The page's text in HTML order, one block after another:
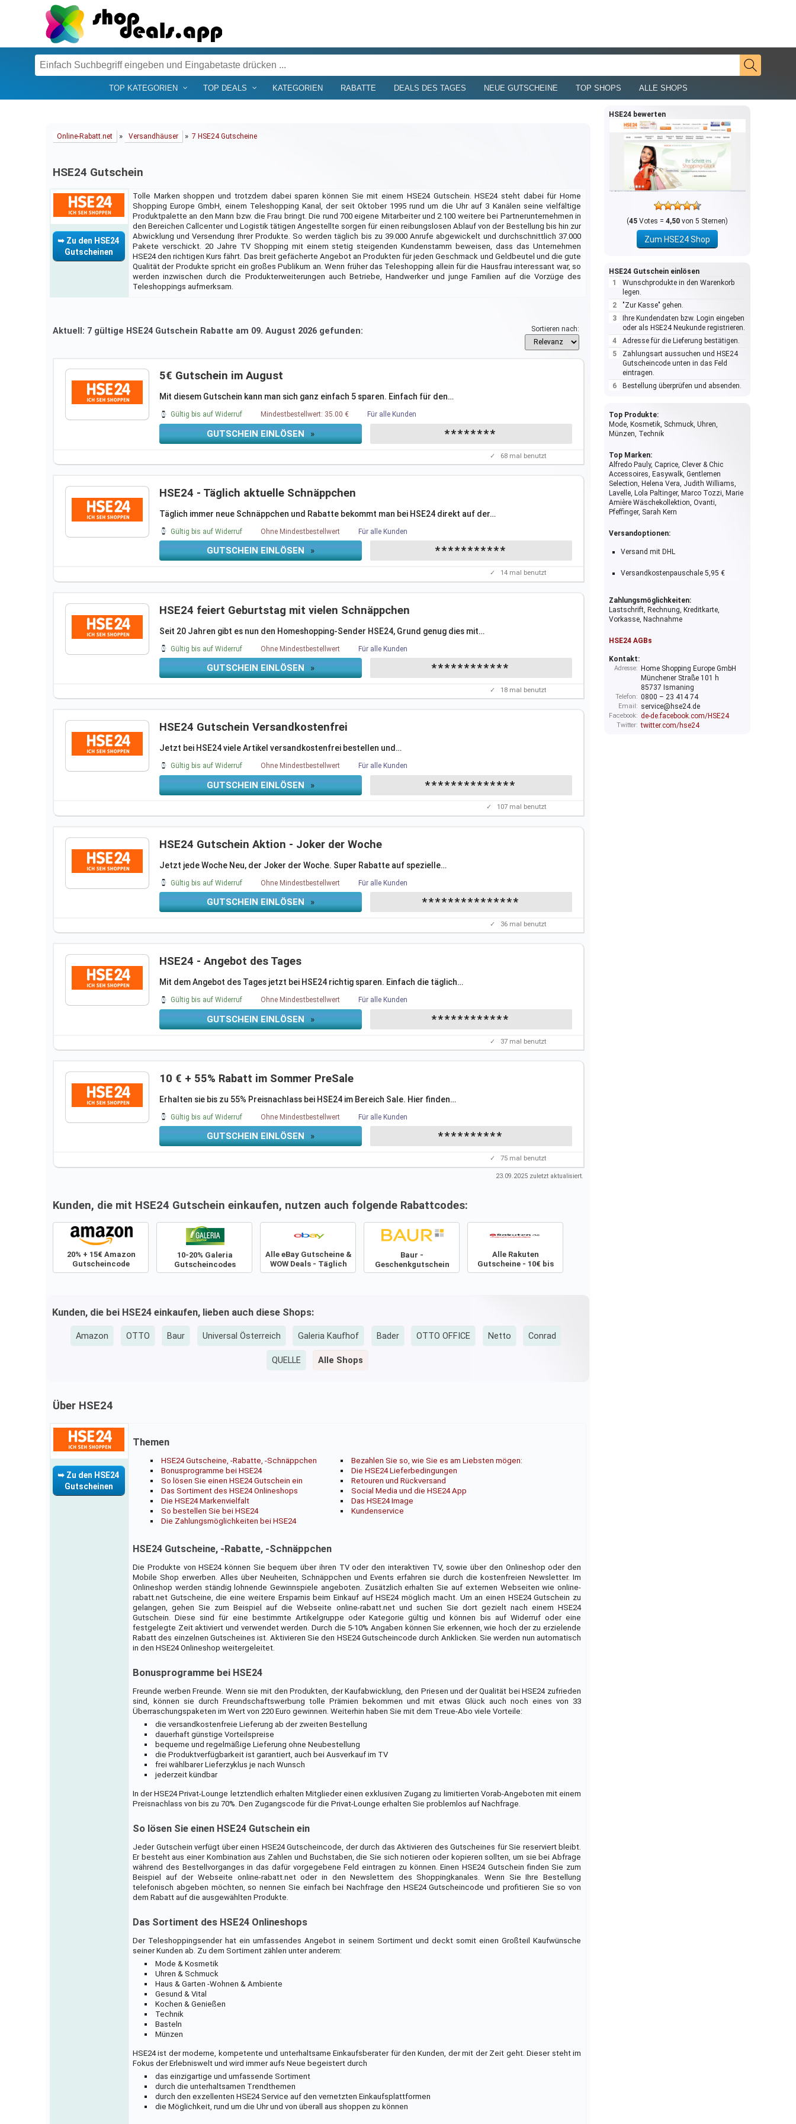
TOP KATEGORIEN TOP DEALS KATEGORIEN RABATTE DEALS DES TAGES NEUE GUTSCHEINE TOP SHOPS ALLE SHOPS
Online-Rabatt.net » Versandhäuser » 7 HSE24 Gutscheine
HSE24 Gutschein
➥ Zu den HSE24
Gutscheinen
Tolle Marken shoppen und trotzdem dabei sparen können Sie mit einem HSE24 Gutschein. HSE24 steht dabei für Home
Shopping Europe GmbH, einem Teleshopping Kanal, der seit Oktober 1995 rund um die Uhr auf 3 Kanälen seine vielfältige
Produktpalette an den Mann bzw. die Frau bringt. Die rund 700 eigene Mitarbeiter und 2.100 weitere bei Partnerunternehmen in
den Bereichen Callcenter und Logistik tätigen Angestellte sorgen für einen reibungslosen Ablauf von der Bestellung bis hin zur
Abwicklung und Versendung Ihrer Produkte. So werden täglich bis zu 39.000 Anrufe abgewickelt und durchschnittlich 37.000
Pakete verschickt. 20 Jahre TV Shopping mit einem stetig steigenden Kundenstamm beweisen, dass das Unternehmen
HSE24 den richtigen Kurs fährt. Das breit gefächerte Angebot an Produkten für jeden Geschmack und Geldbeutel und die gute
Qualität der Produkte spricht ein großes Publikum an. Wenn früher das Teleshopping allein für die Hausfrau interessant war, so
werden inzwischen durch die Produkterweiterungen auch Betriebe, Handwerker und junge Familien auf die Vorzüge des
Teleshoppings aufmerksam.
Aktuell: 7 gültige HSE24 Gutschein Rabatte am 09. August 2026 gefunden: Sortieren nach:
5€ Gutschein im August
Mit diesem Gutschein kann man sich ganz einfach 5 sparen. Einfach für den…
Gültig bis auf Widerruf Mindestbestellwert: 35.00 € Für alle Kunden
GUTSCHEIN EINLÖSEN » ********
✓ 68 mal benutzt
HSE24 - Täglich aktuelle Schnäppchen
Täglich immer neue Schnäppchen und Rabatte bekommt man bei HSE24 direkt auf der…
Gültig bis auf Widerruf Ohne Mindestbestellwert Für alle Kunden
GUTSCHEIN EINLÖSEN » ***********
✓ 14 mal benutzt
HSE24 feiert Geburtstag mit vielen Schnäppchen
Seit 20 Jahren gibt es nun den Homeshopping-Sender HSE24, Grund genug dies mit…
Gültig bis auf Widerruf Ohne Mindestbestellwert Für alle Kunden
GUTSCHEIN EINLÖSEN » ************
✓ 18 mal benutzt
HSE24 Gutschein Versandkostenfrei
Jetzt bei HSE24 viele Artikel versandkostenfrei bestellen und …
Gültig bis auf Widerruf Ohne Mindestbestellwert Für alle Kunden
GUTSCHEIN EINLÖSEN » **************
✓ 107 mal benutzt
HSE24 Gutschein Aktion - Joker der Woche
Jetzt jede Woche Neu, der Joker der Woche. Super Rabatte auf spezielle…
Gültig bis auf Widerruf Ohne Mindestbestellwert Für alle Kunden
GUTSCHEIN EINLÖSEN » ***************
✓ 36 mal benutzt
HSE24 - Angebot des Tages
Mit dem Angebot des Tages jetzt bei HSE24 richtig sparen. Einfach die täglich…
Gültig bis auf Widerruf Ohne Mindestbestellwert Für alle Kunden
GUTSCHEIN EINLÖSEN » ************
✓ 37 mal benutzt
10 € + 55% Rabatt im Sommer PreSale
Erhalten sie bis zu 55% Preisnachlass bei HSE24 im Bereich Sale. Hier finden…
Gültig bis auf Widerruf Ohne Mindestbestellwert Für alle Kunden
GUTSCHEIN EINLÖSEN » **********
✓75 mal benutzt
23.09.2025 zuletzt aktualisiert.
Kunden, die mit HSE24 Gutschein einkaufen, nutzen auch folgende Rabattcodes:
20% + 15€ Amazon
Gutscheincode
COUPONS - Täglich
10-20% Galeria
Gutscheincodes
Alle eBay Gutscheine &
WOW Deals - Täglich
Neu!
Baur -
Geschenkgutschein
Alle Rakuten
Gutscheine - 10€ bis
50% Rabatt
Kunden, die bei HSE24 einkaufen, lieben auch diese Shops:
Amazon OTTO Baur Universal Österreich Galeria Kaufhof Bader OTTO OFFICE Netto Conrad
QUELLE Alle Shops
Über HSE24
➥ Zu den HSE24
Gutscheinen
Themen
HSE24 Gutscheine, -Rabatte, -Schnäppchen
Bonusprogramme bei HSE24
So lösen Sie einen HSE24 Gutschein ein
Das Sortiment des HSE24 Onlineshops
Die HSE24 Markenvielfalt
So bestellen Sie bei HSE24
Die Zahlungsmöglichkeiten bei HSE24
Bezahlen Sie so, wie Sie es am Liebsten mögen:
Die HSE24 Lieferbedingungen
Retouren und Rückversand
Social Media und die HSE24 App
Das HSE24 Image
Kundenservice
HSE24 Gutscheine, -Rabatte, -Schnäppchen
Die Produkte von HSE24 können Sie bequem über ihren TV oder den interaktiven TV, sowie über den Onlineshop oder den
Mobile Shop erwerben. Alles über Neuheiten, Schnäppchen und Events erfahren sie durch die kostenfreien Newsletter. Im
Onlineshop werden ständig lohnende Gewinnspiele angeboten. Zusätzlich erhalten Sie auf externen Webseiten wie online-
rabatt.net Gutscheine, die eine weitere Ersparnis beim Einkauf auf HSE24 möglich macht. Um an einen HSE24 Gutschein zu
gelangen, gehen Sie zum Beispiel auf die Webseite online-rabatt.net und suchen Sie dort gezielt nach einem HSE24
Gutschein. Diese sind für eine bestimmte Artikelgruppe oder Kategorie gültig und können bis auf Widerruf oder eine
festgelegte Zeit aktiviert und verwendet werden. Durch die 5-10% Angaben können Sie erkennen, wie hoch der zu erzielende
Rabatt des einzelnen Gutscheines ist. Aktivieren Sie den HSE24 Gutscheincode durch Anklicken. Sie werden nun automatisch
in den HSE24 Onlineshop weitergeleitet.
Bonusprogramme bei HSE24
Freunde werben Freunde. Wenn sie mit den Produkten, der Kaufabwicklung, den Priesen und der Qualität bei HSE24 zufrieden
sind, können sie durch Freundschaftswerbung tolle Prämien bekommen und mit etwas Glück auch noch eines von 33
Überraschungspaketen im Wert von 220 Euro gewinnen. Weiterhin haben Sie mit dem Treue-Abo viele Vorteile:
die versandkostenfreie Lieferung ab der zweiten Bestellung
dauerhaft günstige Vorteilspreise
bequeme und regelmäßige Lieferung ohne Neubestellung
die Produktverfügbarkeit ist garantiert, auch bei Ausverkauf im TV
frei wählbarer Lieferzyklus je nach Wunsch
jederzeit kündbar
In der HSE24 Privat-Lounge letztendlich erhalten Mitglieder einen exklusiven Zugang zu limitierten Vorab-Angeboten mit einem
Preisnachlass von bis zu 70%. Den Zugangscode für die Privat-Lounge erhalten Sie problemlos auf Nachfrage.
So lösen Sie einen HSE24 Gutschein ein
Jeder Gutschein verfügt über einen HSE24 Gutscheincode, der durch das Aktivieren des Gutscheines für Sie reserviert bleibt.
Er besteht aus einer Kombination aus Zahlen und Buchstaben, die Sie sich notieren oder kopieren sollten, um sie bei Abfrage
während des Bestellvorganges in das dafür vorgegebene Feld eintragen zu können. Einen HSE24 Gutschein finden Sie zum
Beispiel auf der Webseite online-rabatt.net oder in den Newslettern des Shoppingkanales. Wenn Sie Ihre Bestellung
telefonisch abgeben möchten, so nennen Sie einfach bei Nachfrage den HSE24 Gutscheincode und profitieren Sie so von
dem Rabatt auf die ausgewählten Produkte.
Das Sortiment des HSE24 Onlineshops
Der Teleshoppingsender hat ein umfassendes Angebot in seinem Sortiment und deckt somit einen Großteil Kaufwünsche
seiner Kunden ab. Zu dem Sortiment zählen unter anderem:
Mode & Kosmetik
Uhren & Schmuck
Haus & Garten -Wohnen & Ambiente
Gesund & Vital
Kochen & Genießen
Technik
Basteln
Münzen
HSE24 ist der moderne, kompetente und unterhaltsame Einkaufsberater für den Kunden, der mit der Zeit geht. Dieser steht im
Fokus der Erlebniswelt und wird immer aufs Neue begeistert durch
das einzigartige und umfassende Sortiment
durch die unterhaltsamen Trendthemen
durch den exzellenten HSE24 Service auf den vernetzten Einkaufsplattformen
die Möglichkeit, rund um die Uhr und von überall aus shoppen zu können
HSE24 bewerten
(45 Votes = 4,50 von 5 Sternen)
Zum HSE24 Shop
HSE24 Gutschein einlösen
Wunschprodukte in den Warenkorb
legen.
"Zur Kasse" gehen.
Ihre Kundendaten bzw. Login eingeben
oder als HSE24 Neukunde registrieren.
Adresse für die Lieferung bestätigen.
Zahlungsart aussuchen und HSE24
Gutscheincode unten in das Feld
eintragen.
Bestellung überprüfen und absenden.
Top Produkte:
Mode, Kosmetik, Schmuck, Uhren,
Münzen, Technik
Top Marken:
Alfredo Pauly, Caprice, Clever & Chic
Accessoires, Easywalk, Gentlemen
Selection, Helena Vera, Judith Williams,
Lavelle, Lola Paltinger, Marco Tozzi, Marie
Amière Wäschekollektion, Ovanti,
Pfeffinger, Sarah Kern
Versandoptionen:
Versand mit DHL
Versandkostenpauschale 5,95 €
Zahlungsmöglichkeiten:
Lastschrift, Rechnung, Kreditkarte,
Vorkasse, Nachnahme
HSE24 AGBs
Kontakt:
Adresse:
Home Shopping Europe GmbH
Münchener Straße 101 h
85737 Ismaning
Telefon: 0800 – 23 414 74
Email: service@hse24.de
Facebook: de-de.facebook.com/HSE24
Twitter: twitter.com/hse24